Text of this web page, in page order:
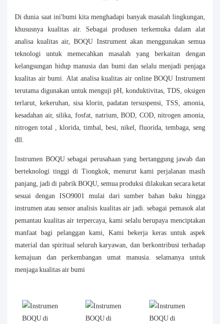
Di dunia saat ini'bumi kita menghadapi banyak masalah lingkungan,
khususnya kualitas air. Sebagai produsen terkemuka dalam alat
analisa kualitas air, BOQU Instrument akan menggunakan semua
teknologi untuk memecahkan masalah yang berkaitan dengan
kelangsungan hidup manusia dan bumi dan selalu menjadi penjaga
kualitas air bumi. Alat analisa kualitas air online BOQU Instrument
terutama digunakan untuk menguji pH, konduktivitas, TDS, oksigen
terlarut, kekeruhan, sisa klorin, padatan tersuspensi, TSS, amonia,
kesadahan air, silika, fosfat, natrium, BOD, COD, nitrogen amonia,
nitrogen total , klorida, timbal, besi, nikel, fluorida, tembaga, seng
dll.
Instrumen BOQU sebagai perusahaan yang bertanggung jawab dan
berteknologi tinggi di Tiongkok, menurut kami perjalanan masih
panjang, jadi di pabrik BOQU, semua produksi dilakukan secara ketat
sesuai dengan ISO9001 mulai dari sumber bahan baku hingga
instrumen atau sensor analisis kualitas air jadi. sebagai pemasok alat
pemantau kualitas air terpercaya, kami selalu berupaya menciptakan
manfaat bagi pelanggan kami, Kami bekerja keras untuk aspek
material dan spiritual seluruh karyawan, dan berkontribusi terhadap
kemajuan dan perkembangan umat manusia. selamanya untuk
menjaga kualitas air bumi